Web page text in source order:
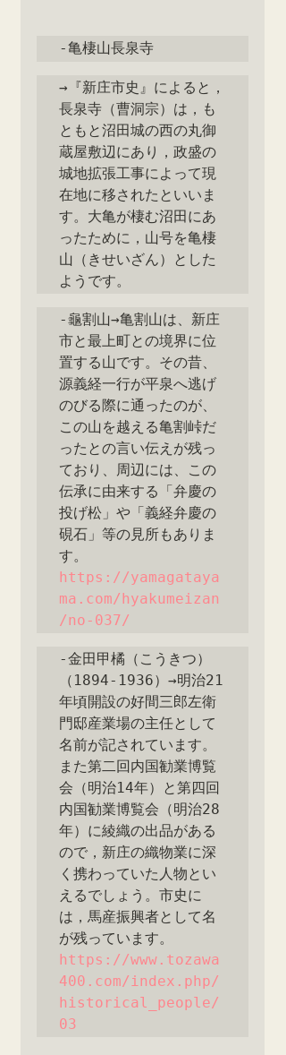
‐亀棲山長泉寺
→『新庄市史』によると，
長泉寺（曹洞宗）は，も
ともと沼田城の西の丸御
蔵屋敷辺にあり，政盛の
城地拡張工事によって現
在地に移されたといいま
す。大亀が棲む沼田にあ
ったために，山号を亀棲
山（きせいざん）とした
ようです。
‐龜割山→亀割山は、新庄
市と最上町との境界に位
置する山です。その昔、
源義経一行が平泉へ逃げ
のびる際に通ったのが、
この山を越える亀割峠だ
ったとの言い伝えが残っ
ており、周辺には、この
伝承に由来する「弁慶の
投げ松」や「義経弁慶の
硯石」等の見所もありま
す。
https://yamagataya
ma.com/hyakumeizan
/no-037/
‐金田甲橘（こうきつ）
（1894-1936）→明治21
年頃開設の好間三郎左衛
門邸産業場の主任として
名前が記されています。
また第二回内国勧業博覧
会（明治14年）と第四回
内国勧業博覧会（明治28
年）に綾織の出品がある
ので，新庄の織物業に深
く携わっていた人物とい
えるでしょう。市史に
は，馬産振興者として名
が残っています。
https://www.tozawa
400.com/index.php/
historical_people/
03